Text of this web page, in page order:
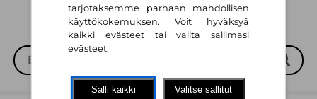
tarjotaksemme parhaan mahdollisen
käyttökokemuksen. Voit hyväksyä
kaikki evästeet tai valita sallimasi
evästeet.
Salli kaikki Valitse sallitut